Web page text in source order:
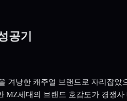
공기
겨냥한 캐주얼 브랜드로 자리잡
MZ세대의 브랜드 호감도가 경쟁